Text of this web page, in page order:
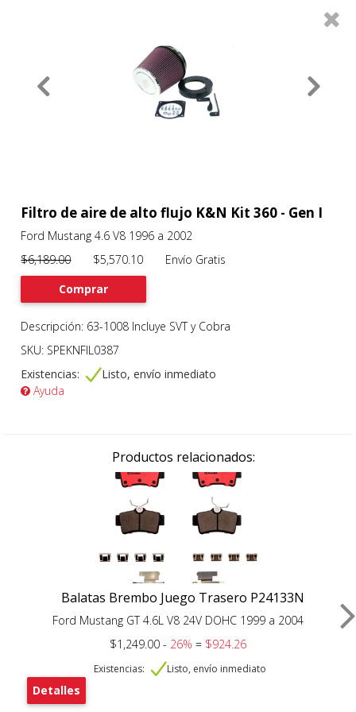
0
Previous
Filtro de aire de alto flujo K&N Kit 360 - Gen I
Ford Mustang 4.6 V8 1996 a 2002
$6,189.00$5,570.10 Envío Gratis
Comprar
Descripción: 63-1008 Incluye SVT y Cobra
SKU: SPEKNFIL0387
Existencias:
Listo, envío inmediato
Ayuda
Productos relacionados:
Balatas Brembo Juego Trasero P24133N
Ford Mustang GT 4.6L V8 24V DOHC 1999 a 2004
$1,249.00 - 26% = $924.26
Existencias: Listo, envío inmediato
Detalles